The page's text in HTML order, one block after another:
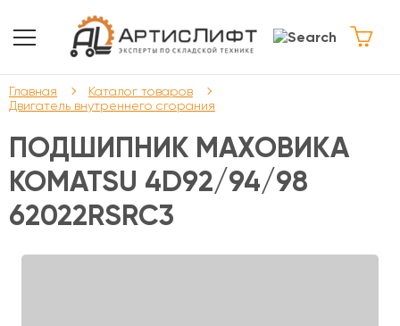
Главная
Каталог товаров
Двигатель внутреннего сгорания
ПОДШИПНИК МАХОВИКА
KOMATSU 4D92/94/98
62022RSRC3